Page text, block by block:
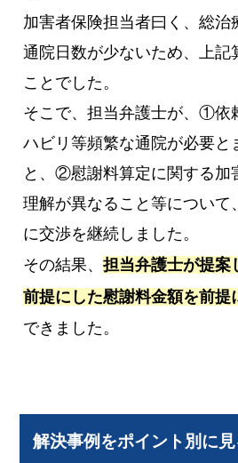
加害者保険担当者曰く、総治
通院日数が少ないため、上記
ことでした。
そこで、担当弁護士が、①依
ハビリ等頻繁な通院が必要と
と、②慰謝料算定に関する加
理解が異なること等について
に交渉を継続しました。
その結果、担当弁護士が提案
前提にした慰謝料金額を前提
できました。
解決事例をポイント別に見